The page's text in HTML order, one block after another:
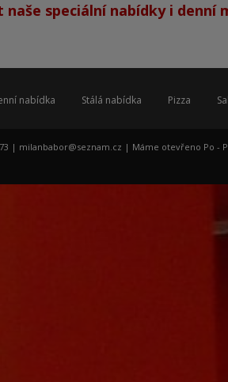
speciální nabídky i denní
nabídka Stálá nabídka Pizza
| milanbabor@seznam.cz | Máme otevřeno Po -